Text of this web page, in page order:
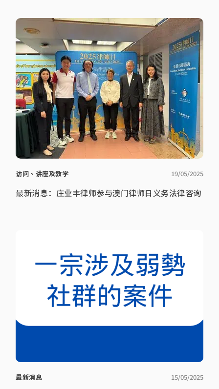
访问、讲座及教学 19/05/2025
最新消息：庄业丰律师参与澳门律师日义务法律咨询
最新消息 15/05/2025